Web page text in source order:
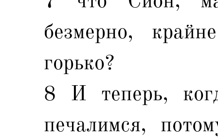
безмерно,
горько?
8 И теперь,
печалимся,